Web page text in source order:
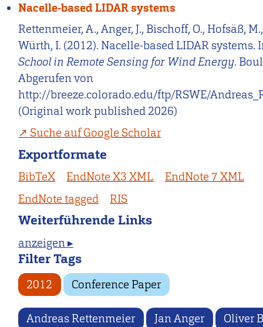
Nacelle-based LIDAR systems
Rettenmeier, A., Anger, J., Bischoff, O., Hofsäß,
Würth, I. (2012). Nacelle-based LIDAR systems.
School in Remote Sensing for Wind Energy.
Abgerufen von
http://breeze.colorado.edu/ftp/RSWE/
(Original work published 2026)
Suche auf Google Scholar
Exportformate
BibTeX EndNote X3 XML
EndNote 7 XML
EndNote tagged
RIS
Weiterführende Links
anzeigen ▸
Filter Tags
2012 Conference Paper
Andreas Rettenmeier Jan Anger Oliver